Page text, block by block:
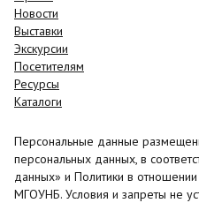
Новости
Выставки
Экскурсии
Посетителям
Ресурсы
Каталоги
Персональные данные
персональных данных, в
данных» и Политики в
МГОУНБ. Условия и запреты не